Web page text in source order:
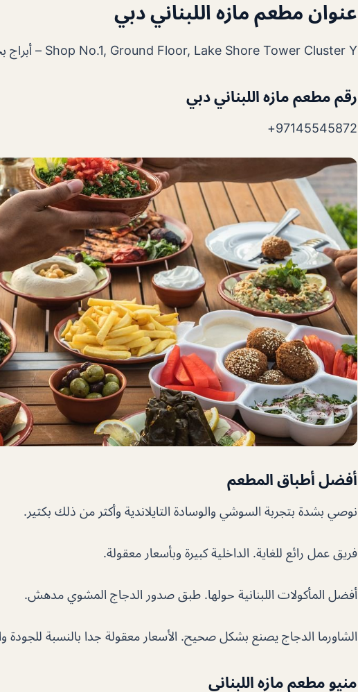
عنوان مطعم مازه اللبناني دبي
Shop No.1, Ground Floor, Lake Shore Tower Cluster Y – أبراج بحيرات الجميرا – دبي
رقم مطعم مازه اللبناني دبي
97145545872+
أفضل أطباق المطعم
نوصي بشدة بتجربة السوشي والوسادة التايلاندية وأكثر من ذلك بكثير.
فريق عمل رائع للغاية. الداخلية كبيرة وبأسعار معقولة.
أفضل المأكولات اللبنانية حولها. طبق صدور الدجاج المشوي مدهش.
الشاورما الدجاج يصنع بشكل صحيح. الأسعار معقولة جدا بالنسبة للجودة
منيو مطعم مازه اللبناني